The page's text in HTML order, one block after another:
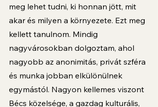
meg lehet tudni, ki honnan jött, mit
akar és milyen a környezete. Ezt meg
kellett tanulnom. Mindig
nagyvárosokban dolgoztam, ahol
nagyobb az anonimitás, privát szféra
és munka jobban elkülönülnek
egymástól. Nagyon kellemes viszont
Bécs közelsége, a gazdag kulturális,